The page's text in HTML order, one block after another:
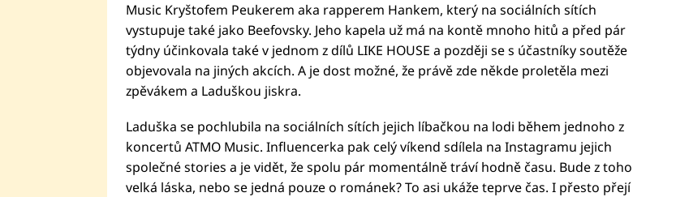
Music Kryštofem Peukerem aka rapperem Hankem, který na sociálních sítích
vystupuje také jako Beefovsky. Jeho kapela už má na kontě mnoho hitů a před pár
týdny účinkovala také v jednom z dílů LIKE HOUSE a později se s účastníky soutěže
objevovala na jiných akcích. A je dost možné, že právě zde někde proletěla mezi
zpěvákem a Laduškou jiskra.
Laduška se pochlubila na sociálních sítích jejich líbačkou na lodi během jednoho z
koncertů ATMO Music. Influencerka pak celý víkend sdílela na Instagramu jejich
společné stories a je vidět, že spolu pár momentálně tráví hodně času. Bude z toho
velká láska, nebo se jedná pouze o románek? To asi ukáže teprve čas. I přesto přejí